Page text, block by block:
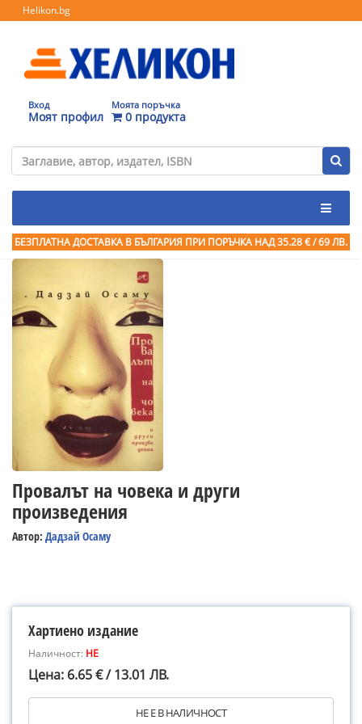
Helikon.bg
Вход
Моят профил
Моята поръчка
0 продукта
БЕЗПЛАТНА ДОСТАВКА В БЪЛГАРИЯ ПРИ ПОРЪЧКА НАД 35.28 € / 69 ЛВ.
Провалът на човека и други
произведения
Автор: Дадзай Осаму
Хартиено издание
Наличност: НЕ
Цена: 6.65 € / 13.01 ЛВ.
НЕ Е В НАЛИЧНОСТ